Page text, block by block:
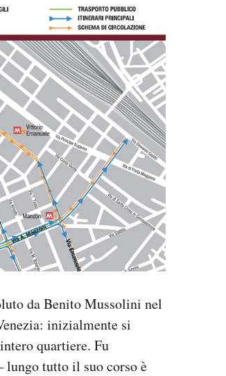
da Benito Mussolini nel
inizialmente si
quartiere. Fu
lungo tutto il suo corso è